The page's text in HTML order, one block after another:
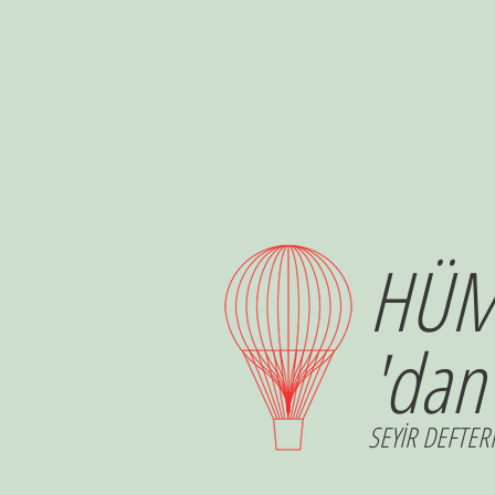
'dan
SEYİR DEFTERİ